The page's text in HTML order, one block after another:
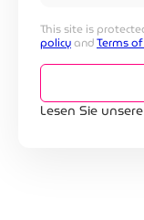
This site is
policyandTerms
Lesen Sie unsere